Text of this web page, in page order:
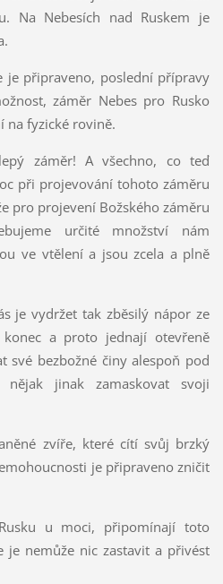
Na Nebesích nad Ruskem je
je připraveno, poslední přípravy
záměr Nebes pro Rusko
na fyzické rovině.
záměr! A všechno, co teď
při projevování tohoto záměru
pro projevení Božského záměru
určité množství nám
ve vtělení a jsou zcela a plně
je vydržet tak zběsilý nápor ze
a proto jednají otevřeně
své bezbožné činy alespoň pod
jinak zamaskovat svoji
zvíře, které cítí svůj brzký
je připraveno zničit
u moci, připomínají toto
je nemůže nic zastavit a přivést